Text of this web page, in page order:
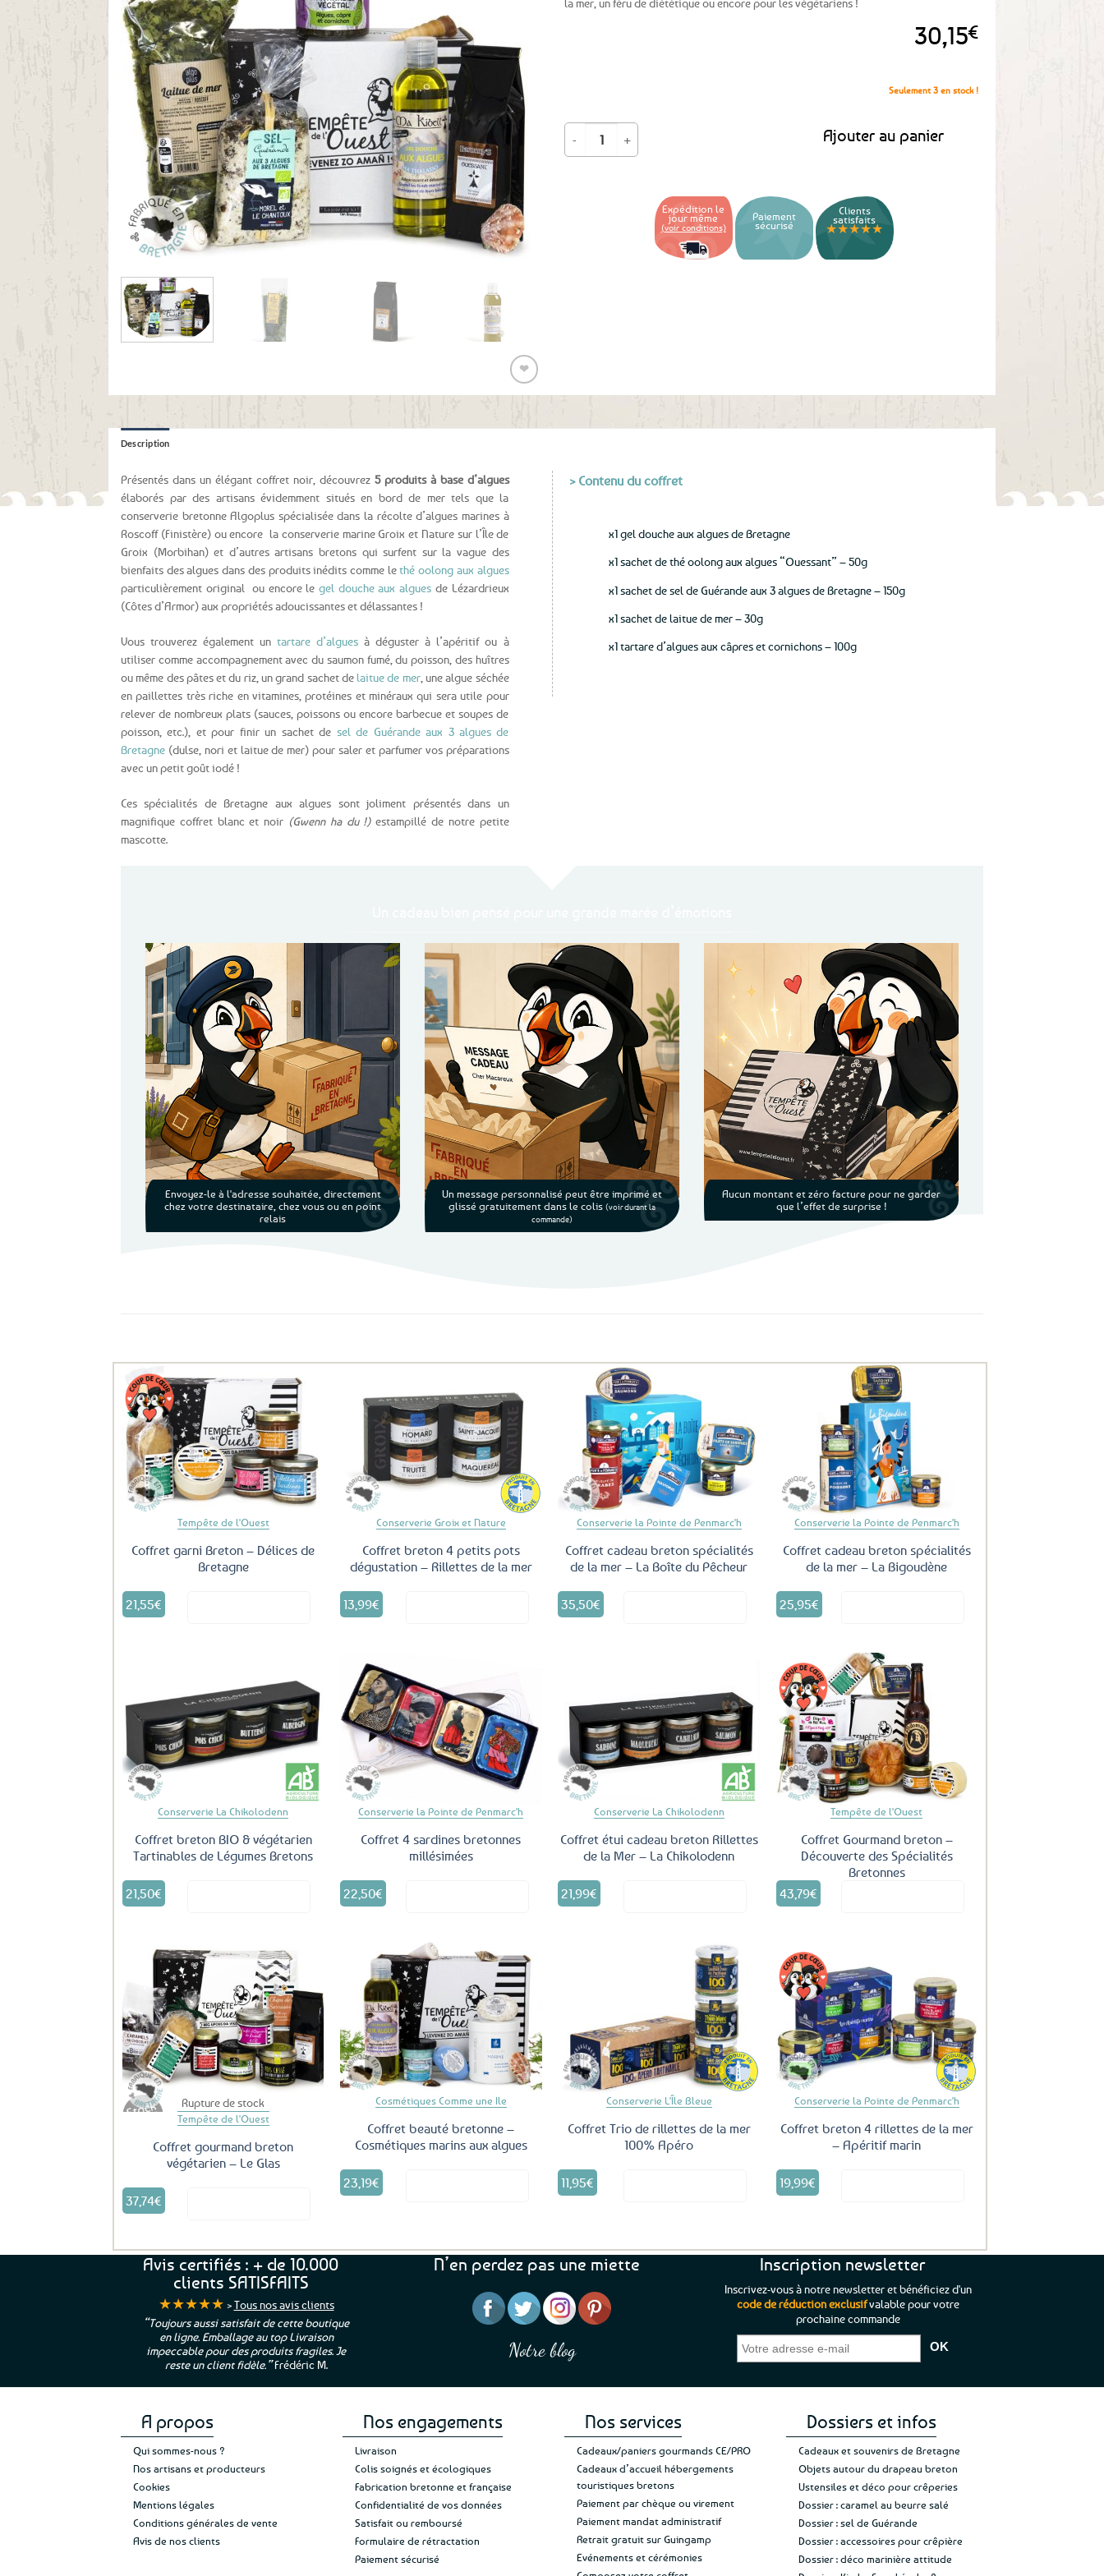
aux
favoris
❤
Ajouter
la mer, un féru de diététique ou encore pour les végétariens !
30,15€
Seulement 3 en stock !
quantité de Coffret garni 100% algues marines Ajouter au panier
Expédition le
jour même
(voir conditions)
Paiement
sécurisé
Clients
satisfaits
★★★★★
Description
Présentés dans un élégant coffret noir, découvrez 5 produits à base d’algues
élaborés par des artisans évidemment situés en bord de mer tels que la
conserverie bretonne Algoplus spécialisée dans la récolte d’algues marines à
Roscoff (Finistère) ou encore la conserverie marine Groix et Nature sur l’Île de
Groix (Morbihan) et d’autres artisans bretons qui surfent sur la vague des
bienfaits des algues dans des produits inédits comme lethé oolong aux algues
particulièrement original ou encore legel douche aux algues de Lézardrieux
(Côtes d’Armor) aux propriétés adoucissantes et délassantes !
Vous trouverez également untartare d’algues à déguster à l’apéritif ou à
utiliser comme accompagnement avec du saumon fumé, du poisson, des huîtres
ou même des pâtes et du riz, un grand sachet delaitue de mer, une algue séchée
en paillettes très riche en vitamines, protéines et minéraux qui sera utile pour
relever de nombreux plats (sauces, poissons ou encore barbecue et soupes de
poisson, etc.), et pour finir un sachet de sel de Guérande aux 3 algues de
Bretagne (dulse, nori et laitue de mer) pour saler et parfumer vos préparations
avec un petit goût iodé !
Ces spécialités de Bretagne aux algues sont joliment présentés dans un
magnifique coffret blanc et noir (Gwenn ha du !)estampillé de notre petite
mascotte.
> Contenu du coffret
x1 gel douche aux algues de Bretagne
x1 sachet de thé oolong aux algues “Ouessant” – 50g
x1 sachet de sel de Guérande aux 3 algues de Bretagne – 150g
x1 sachet de laitue de mer – 30g
x1 tartare d’algues aux câpres et cornichons – 100g
Envoyez-le à l'adresse souhaitée, directement
chez votre destinataire, chez vous ou en point
relais
Un message personnalisé peut être imprimé et
glissé gratuitement dans le colis (voir durant la
commande)
Aucun montant et zéro facture pour ne garder
que l’effet de surprise !
Ajouter
aux
favoris
Tempête de l'Ouest
Coffret garni Breton – Délices de
Bretagne
21,55€
Ajouter
aux
favoris
Conserverie Groix et Nature
Coffret breton 4 petits pots
dégustation – Rillettes de la mer
13,99€
Ajouter
aux
favoris
Conserverie la Pointe de Penmarc'h
Coffret cadeau breton spécialités
de la mer – La Boîte du Pêcheur
35,50€
Conserverie la Pointe de Penmarc'h
Coffret cadeau breton spécialités
de la mer – La Bigoudène
25,95€
Ajouter
aux
favoris
Conserverie La Chikolodenn
Coffret breton BIO & végétarien
Tartinables de Légumes Bretons
21,50€
Ajouter
aux
favoris
Conserverie la Pointe de Penmarc'h
Coffret 4 sardines bretonnes
millésimées
22,50€
Ajouter
aux
favoris
Conserverie La Chikolodenn
Coffret étui cadeau breton Rillettes
de la Mer – La Chikolodenn
21,99€
Tempête de l'Ouest
Coffret Gourmand breton –
Découverte des Spécialités
Bretonnes
43,79€
Ajouter
aux
favoris
Rupture de stock
Tempête de l'Ouest
Coffret gourmand breton
végétarien – Le Glas
37,74€
Ajouter
aux
favoris
Cosmétiques Comme une Ile
Coffret beauté bretonne –
Cosmétiques marins aux algues
23,19€
Ajouter
aux
favoris
Conserverie L'Île Bleue
Coffret Trio de rillettes de la mer
100% Apéro
11,95€
Ajouter
aux
favoris
Conserverie la Pointe de Penmarc'h
Coffret breton 4 rillettes de la mer
– Apéritif marin
19,99€
Avis certifiés : + de 10.000
clients SATISFAITS
★★★★★ >Tous nos avis clients
“Toujours aussi satisfait de cette boutique
en ligne. Emballage au top Livraison
impeccable pour des produits fragiles. Je
reste un client fidèle.”Frédéric M.
“Une boutique que je recommande pour
leur sérieux, des bons et beaux produits
et une équipe à l’écoute :-)”Patricia M.
“J’ai mis 5 étoiles parce que je pouvais pas
en mettre 6 ;)
Je suis plus que satisfaite de mon achat et
de ma livraison. Ne changez rien”Jade C.
“C’est agréable et tout aussi rassurant
de constater qu’il n’y a pas de petite
commande, mais un client à satisfaire.”
N’en perdez pas une miette
Notre blog
Inscription newsletter
Inscrivez-vous à notre newsletter et bénéficiez d'un
code de réduction exclusifvalable pour votre
prochaine commande
A propos
Qui sommes-nous ?
Nos artisans et producteurs
Cookies
Mentions légales
Conditions générales de vente
Avis de nos clients
Nos engagements
Livraison
Colis soignés et écologiques
Fabrication bretonne et française
Confidentialité de vos données
Satisfait ou remboursé
Formulaire de rétractation
Paiement sécurisé
Nos services
Cadeaux/paniers gourmands CE/PRO
Cadeaux d’accueil hébergements
touristiques bretons
Paiement par chèque ou virement
Paiement mandat administratif
Retrait gratuit sur Guingamp
Evénements et cérémonies
Dossiers et infos
Cadeaux et souvenirs de Bretagne
Objets autour du drapeau breton
Ustensiles et déco pour crêperies
Dossier : caramel au beurre salé
Dossier : sel de Guérande
Dossier : accessoires pour crêpière
Dossier : déco marinière attitude